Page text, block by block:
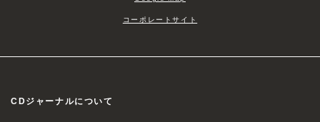
コーポレートサイト
CDジャーナルについて